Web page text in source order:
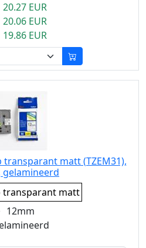
EUR
EUR
EUR
matt (TZEM31),
gelamineerd
transparant matt
12mm